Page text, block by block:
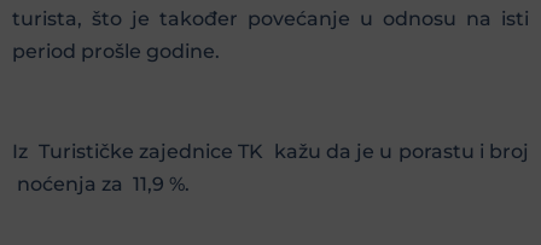
turista, što je također povećanje u odnosu na isti
period prošle godine.
Iz Turističke zajednice TK kažu da je u porastu i broj
noćenja za 11,9 %.